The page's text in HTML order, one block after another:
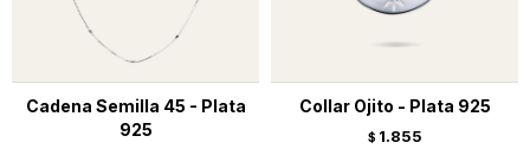
Cadena Semilla 45 - Plata
925
Collar Ojito - Plata 925
$ 1.855